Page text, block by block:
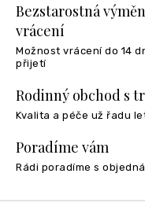
Bezstarostná
vrácení
Možnost vrácení do 14
přijetí
Rodinný obchod s
Kvalita a péče už řadu
Poradíme vám
Rádi poradíme s